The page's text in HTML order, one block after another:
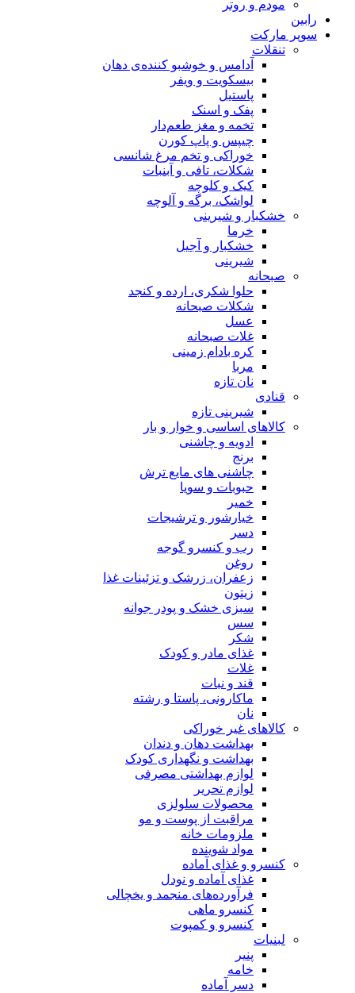
مودم و روتر
رابین
سوپر مارکت
تنقلات
آدامس و خوشبو کننده‌ی دهان
بیسکویت و ویفر
پاستیل
پفک و اسنک
تخمه و مغز طعم‌دار
چیپس و پاپ کورن
خوراکی و تخم مرغ شانسی
شکلات، تافی و آبنبات
کیک و کلوچه
لواشک، برگه و آلوچه
خشکبار و شیرینی
خرما
خشکبار و آجیل
شیرینی
صبحانه
حلوا شکری، ارده و کنجد
شکلات صبحانه
عسل
غلات صبحانه
کره بادام زمینی
مربا
نان تازه
قنادی
شیرینی تازه
کالاهای اساسی و خوار و بار
ادویه و چاشنی
برنج
چاشنی های مایع ترش
حبوبات و سویا
خمیر
خیارشور و ترشیجات
دسر
رب و کنسرو گوجه
روغن
زعفران، زرشک و تزئینات غذا
زیتون
سبزی خشک و پودر جوانه
سس
شکر
غذای مادر و کودک
غلات
قند و نبات
ماکارونی، پاستا و رشته
نان
کالاهای غیر خوراکی
بهداشت دهان و دندان
بهداشت و نگهداری کودک
لوازم بهداشتی مصرفی
لوازم تحریر
محصولات سلولزی
مراقبت از پوست و مو
ملزومات خانه
مواد شوینده
کنسرو و غذای آماده
غذای آماده و نودل
فرآورده‌های منجمد و یخچالی
کنسرو ماهی
کنسرو و کمپوت
لبنیات
پنیر
خامه
دسر آماده